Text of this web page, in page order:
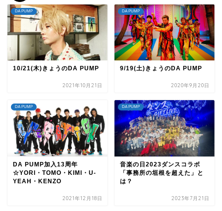
DA PUMP
10/21(木)きょうのDA PUMP
2021年10月21日
DA PUMP
9/19(土)きょうのDA PUMP
2020年9月20日
DA PUMP
DA PUMP加入13周年
☆YORI・TOMO・KIMI・U-
YEAH・KENZO
2021年12月18日
DA PUMP
音楽の日2023ダンスコラボ
「事務所の垣根を超えた」と
は？
2023年7月21日